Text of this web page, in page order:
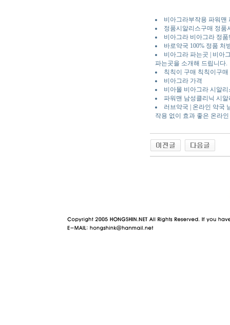
비아그라부작용 파워맨
정품시알리스구매 정품
비아그라 비아그라 정
바로약국 100% 정품 처
비아그라 파는곳 | 비아
파는곳을 소개해 드립니다.
칙칙이 구매 칙칙이구
비아그라 가격
비아몰 비아그라 시알
파워맨 남성클리닉 시
러브약국 | 온라인 약국
작용 없이 효과 좋은 온라